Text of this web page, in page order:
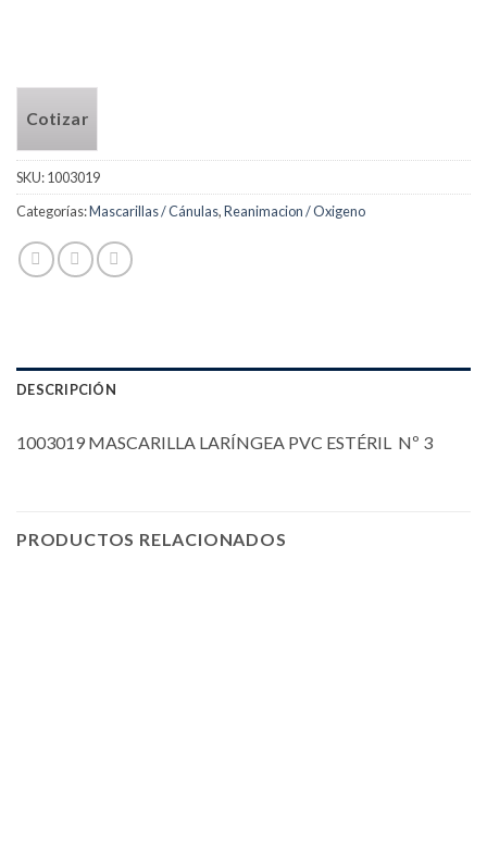
Cotizar
SKU:1003019
Categorías:Mascarillas / Cánulas,Reanimacion / Oxigeno
DESCRIPCIÓN
1003019 MASCARILLA LARÍNGEA PVC ESTÉRIL Nº 3
PRODUCTOS RELACIONADOS